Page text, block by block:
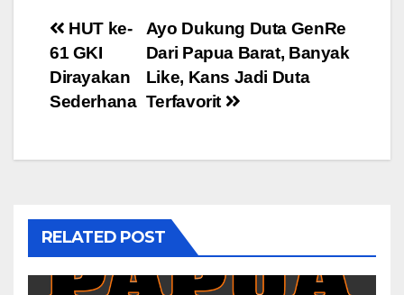
Post
navigation
Ayo Dukung Duta GenRe
Dari Papua Barat, Banyak
Like, Kans Jadi Duta
Terfavorit
HUT ke-
61 GKI
Dirayakan
Sederhana
RELATED POST